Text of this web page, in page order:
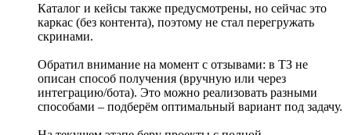
Каталог и кейсы также предусмотрены, но сейчас это
каркас (без контента), поэтому не стал перегружать
скринами.
Обратил внимание на момент с отзывами: в ТЗ не
описан способ получения (вручную или через
интеграцию/бота). Это можно реализовать разными
способами – подберём оптимальный вариант под задачу.